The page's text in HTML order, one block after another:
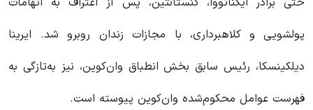
پولشویی و کلاهبرداری، با مجازات زندان روبرو شد. ایرینا
دیلکینسکا، رئیس سابق بخش انطباق وان‌کوین، نیز به‌تازگی به
فهرست عوامل محکوم‌شده وان‌کوین پیوسته است.